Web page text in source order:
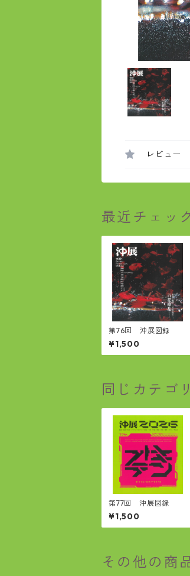
レビュー
最近チェッ
第76回 沖展図録
¥1,500
同じカテゴ
第77回 沖展図録
¥1,500
その他の商